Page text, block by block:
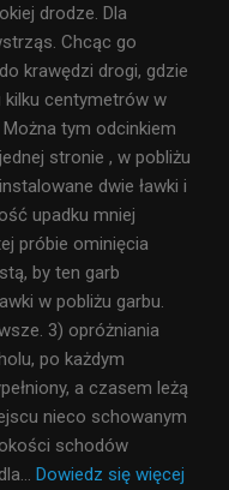
drodze. Dla
Chcąc go
krawędzi drogi, gdzie
kilku centymetrów w
tym odcinkiem
stronie , w pobliżu
dwie ławki i
upadku mniej
próbie ominięcia
by ten garb
w pobliżu garbu.
3) opróżniania
po każdym
a czasem leżą
nieco schowanym
schodów
… Dowiedz się więcej